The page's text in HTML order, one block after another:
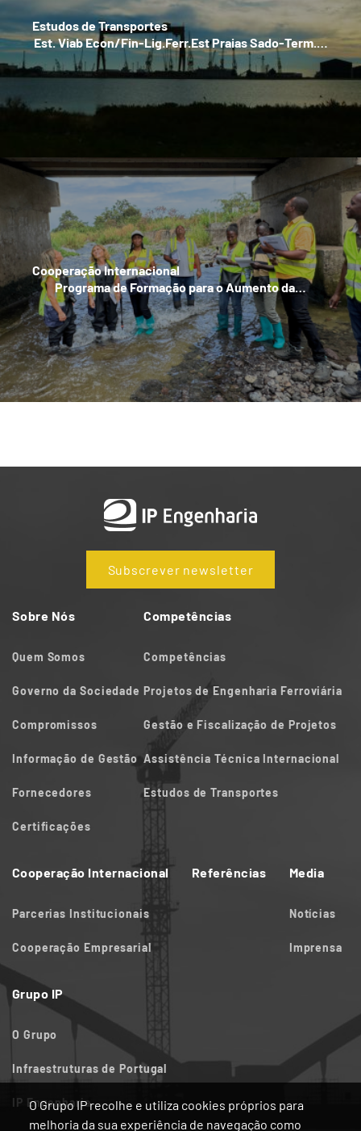
O Grupo IP recolhe e utiliza cookies próprios para
melhoria da sua experiência de navegação como
Estudos de Transportes
Est. Viab Econ/Fin-Lig.Ferr.Est Praias Sado-Term.…
Cooperação Internacional
Programa de Formação para o Aumento da…
Subscrever newsletter
Sobre Nós
Quem Somos
Governo da Sociedade
Compromissos
Informação de Gestão
Fornecedores
Certificações
Competências
Competências
Projetos de Engenharia Ferroviária
Gestão e Fiscalização de Projetos
Assistência Técnica Internacional
Estudos de Transportes
Cooperação Internacional
Parcerias Institucionais
Cooperação Empresarial
Referências Media
Notícias
Imprensa
Grupo IP
O Grupo
Infraestruturas de Portugal
IP Engenharia